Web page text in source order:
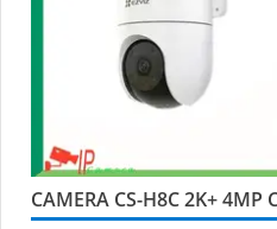
CAMERA CS-H8C 2K+ 4MP